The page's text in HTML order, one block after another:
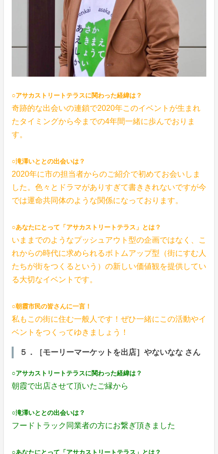
○アサカストリートテラスに関わった経緯は？
奇跡的な出会いの連鎖で2020年このイベントが生まれ
たタイミングから今までの4年間一緒に歩んでおりま
す。
○滝澤いととの出会いは？
2020年に市の担当者からのご紹介で初めてお会いしま
した。色々とドラマがありすぎて書ききれないですが今
では運命共同体のような関係になっております。
○あなたにとって「アサカストリートテラス」とは？
いままでのようなプッシュアウト型の企画ではなく、こ
れからの時代に求められるボトムアップ型（街にすむ人
たちが街をつくるという）の新しい価値観を提供してい
る大切なイベントです。
○朝霞市民の皆さんに一言！
私もこの街に住む一般人です！ぜひ一緒にこの活動やイ
ベントをつくってゆきましょう！
５．［モーリーマーケットを出店］やないなな さん
○アサカストリートテラスに関わった経緯は？
朝霞で出店させて頂いたご縁から
○滝澤いととの出会いは？
フードトラック同業者の方にお繋ぎ頂きました
○あなたにとって「アサカストリートテラス」とは？